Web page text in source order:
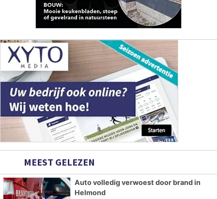
MEEST GELEZEN
Auto volledig verwoest door brand in
Helmond